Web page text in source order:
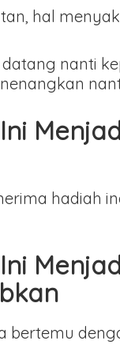
hal
nanti
hadiah
bertemu